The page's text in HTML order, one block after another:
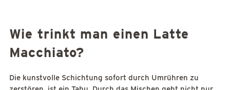
Wie trinkt man einen Latte
Macchiato?
Die kunstvolle Schichtung sofort durch Umrühren zu